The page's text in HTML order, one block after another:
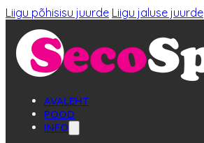
Liigu põhisisu juurde Liigu jaluse juurde
AVALEHT
POOD
INFO